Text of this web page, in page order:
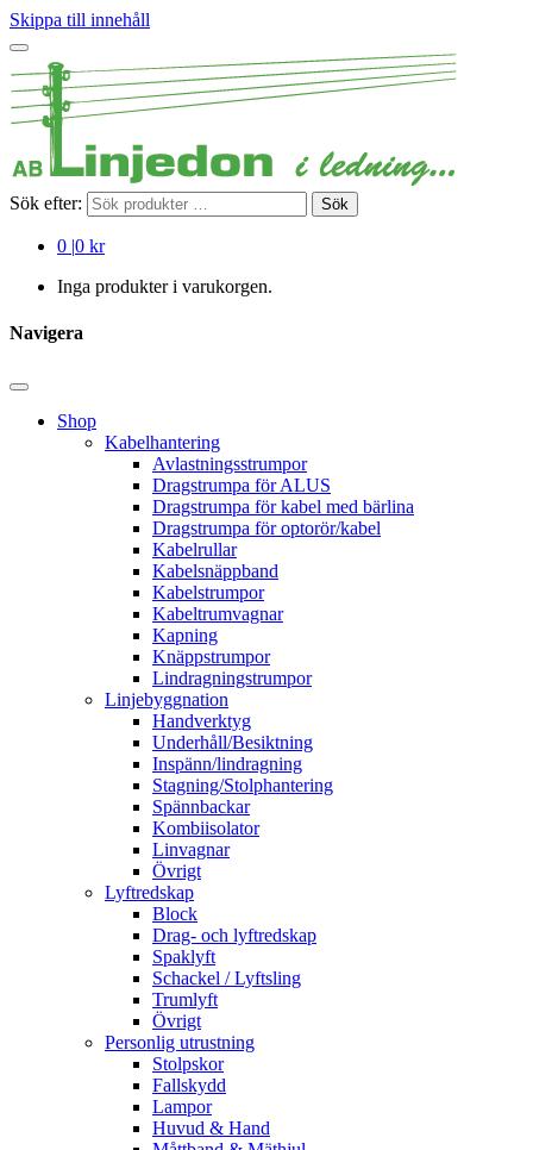
Skippa till innehåll
Sök efter: Sök
0 |0 kr
Inga produkter i varukorgen.
Navigera
Shop
Kabelhantering
Avlastningsstrumpor
Dragstrumpa för ALUS
Dragstrumpa för kabel med bärlina
Dragstrumpa för optorör/kabel
Kabelrullar
Kabelsnäppband
Kabelstrumpor
Kabeltrumvagnar
Kapning
Knäppstrumpor
Lindragningstrumpor
Linjebyggnation
Handverktyg
Underhåll/Besiktning
Inspänn/lindragning
Stagning/Stolphantering
Spännbackar
Kombiisolator
Linvagnar
Övrigt
Lyftredskap
Block
Drag- och lyftredskap
Spaklyft
Schackel / Lyftsling
Trumlyft
Övrigt
Personlig utrustning
Stolpskor
Fallskydd
Lampor
Huvud & Hand